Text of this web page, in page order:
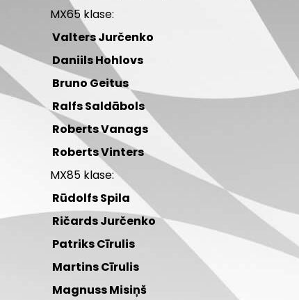
MX65 klase:
Valters Jurčenko
Daniils Hohlovs
Bruno Geitus
Ralfs Saldābols
Roberts Vanags
Roberts Vinters
MX85 klase:
Rūdolfs Spila
Ričards Jurčenko
Patriks Cīrulis
Martins Cīrulis
Magnuss Misiņš